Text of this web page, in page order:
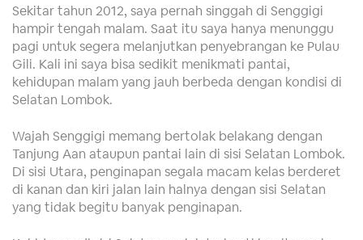
Sekitar tahun 2012, saya pernah singgah di Senggigi
hampir tengah malam. Saat itu saya hanya menunggu
pagi untuk segera melanjutkan penyebrangan ke Pulau
Gili. Kali ini saya bisa sedikit menikmati pantai,
kehidupan malam yang jauh berbeda dengan kondisi di
Selatan Lombok.
Wajah Senggigi memang bertolak belakang dengan
Tanjung Aan ataupun pantai lain di sisi Selatan Lombok.
Di sisi Utara, penginapan segala macam kelas berderet
di kanan dan kiri jalan lain halnya dengan sisi Selatan
yang tidak begitu banyak penginapan.